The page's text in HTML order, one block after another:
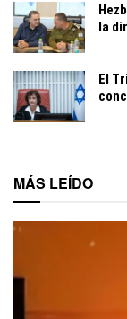
la
El
MÁS LEÍDO